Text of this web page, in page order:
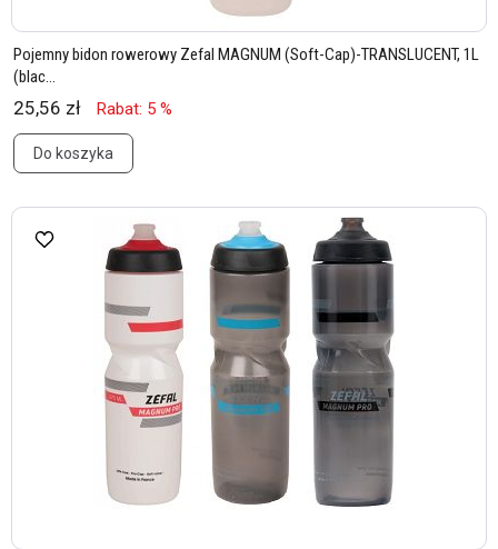
Pojemny bidon rowerowy Zefal MAGNUM (Soft-Cap)-TRANSLUCENT, 1L
(blac...
25,56 zł Rabat: 5 %
Do koszyka